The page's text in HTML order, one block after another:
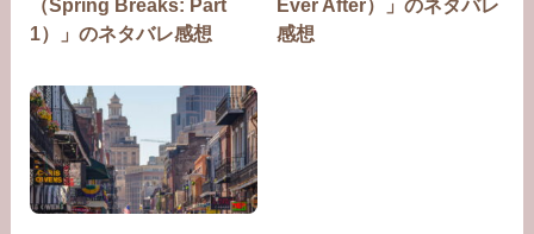
（Spring Breaks: Part
1）」のネタバレ感想
Ever After）」のネタバレ
感想